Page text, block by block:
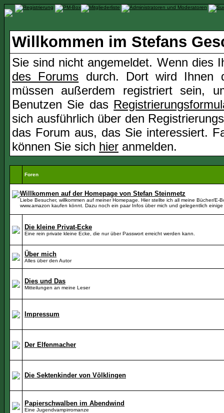
Willkommen im Stefans
Sie sind nicht angemeldet. Wenn
des Forums durch. Dort wird Ihnen
müssen außerdem registriert sein,
Benutzen Sie das
sich ausführlich über den
das Forum aus, das Sie interessiert.
können Sie sich hier anmelden.
Foren
Willkommen auf der Homepage von Stefan Steinmetz
Liebe Besucher, willkommen auf meiner Homepage. Hier stellte ich all meine Bücher/E-
www.amazon kaufen könnt. Dazu noch ein paar Infos über mich und gelegentlich
Die kleine Privat-Ecke
Eine rein private kleine Ecke, die nur über Passwort erreicht werden kann.
Über mich
Alles über den Autor
Dies und Das
Mitteilungen an meine Leser
Impressum
Der Elfenmacher
Die Sektenkinder von Völklingen
Papierschwalben im Abendwind
Eine Jugendvampirromanze